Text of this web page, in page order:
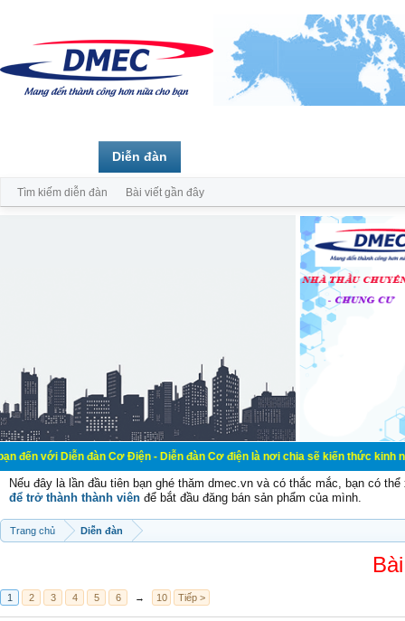
đàn Cơ Điện - Diễn đàn Cơ điện là nơi chia sẽ kiến thức kinh nghiệm
Nếu đây là lần đầu tiên bạn ghé thăm dmec.vn và có thắc mắc, bạn có
để trở thành thành viên để bắt đầu đăng bán sản phẩm của mình.
Trang chủ Diễn đàn
1 2 3 4 5 6 → 10 Tiếp >
Diễn đàn
Tìm kiếm diễn đàn Bài viết gần đây